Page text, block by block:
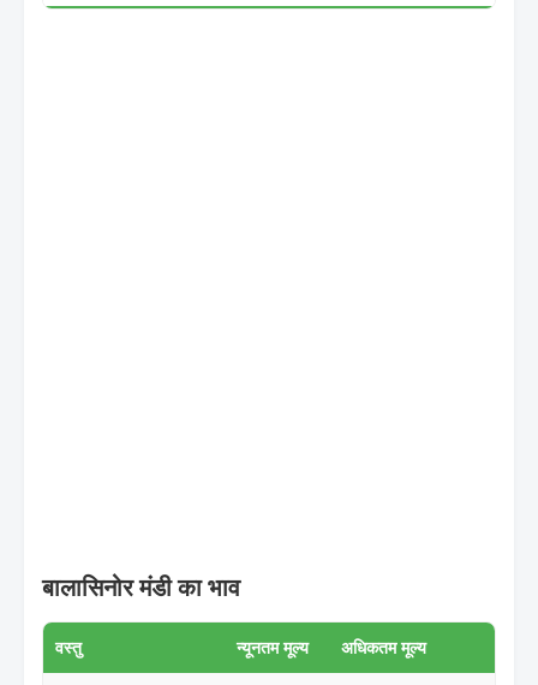
बालासिनोर मंडी का भाव
वस्तु न्यूनतम मूल्य अधिकतम मूल्य